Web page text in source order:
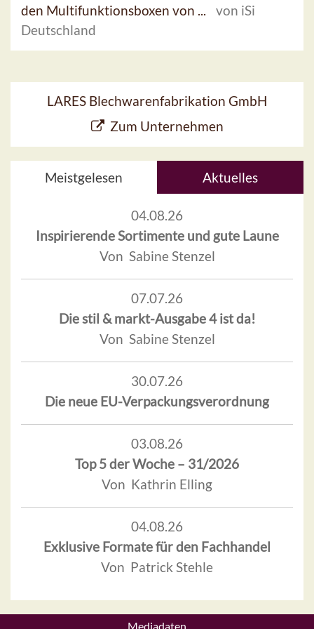
den Multifunktionsboxen von ...
von iSi
Deutschland
LARES Blechwarenfabrikation GmbH
Zum Unternehmen
Meistgelesen Aktuelles
04.08.26
Inspirierende Sortimente und gute Laune
Von Sabine Stenzel
07.07.26
Die stil & markt-Ausgabe 4 ist da!
Von Sabine Stenzel
30.07.26
Die neue EU-Verpackungsverordnung
03.08.26
Top 5 der Woche – 31/2026
Von Kathrin Elling
04.08.26
Exklusive Formate für den Fachhandel
Von Patrick Stehle
Mediadaten